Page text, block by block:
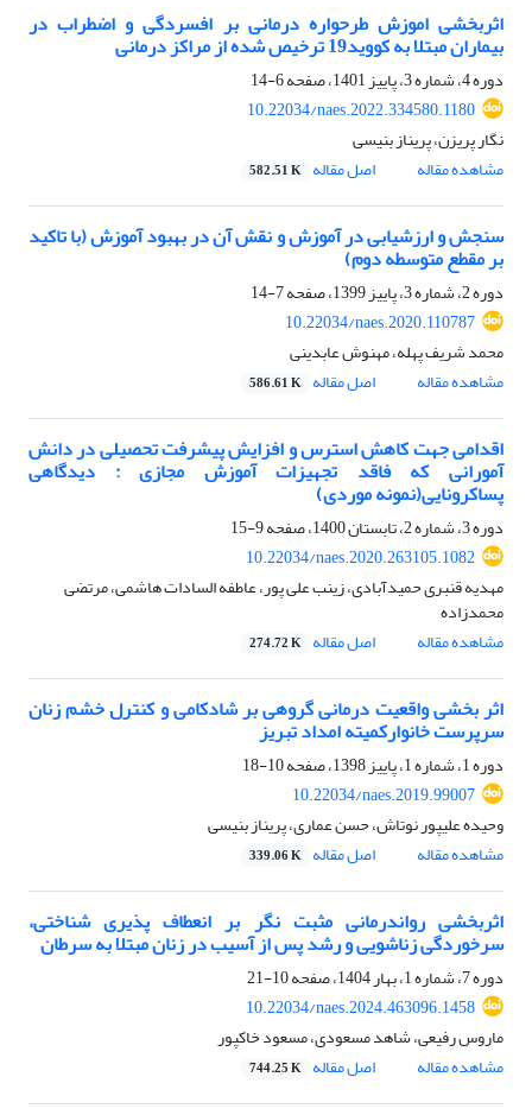
اثربخشی اموزش طرحواره درمانی بر افسردگی و اضطراب در
بیماران مبتلا به کووید19 ترخیص شده از مراکز درمانی
دوره 4، شماره 3، پاییز 1401، صفحه
6-14
10.22034/naes.2022.334580.1180
نگار پریزن، پریناز بنیسی
مشاهده مقاله
اصل مقاله 582.51 K
سنجش و ارزشیابی در آموزش و نقش آن در بهبود آموزش (با تاکید
بر مقطع متوسطه دوم)
دوره 2، شماره 3، پاییز 1399، صفحه
7-14
10.22034/naes.2020.110787
محمد شریف پهله، مهنوش عابدینی
مشاهده مقاله
اصل مقاله 586.61 K
اقدامی جهت کاهش استرس و افزایش پیشرفت تحصیلی در دانش
آمورانی که فاقد تجهیزات آموزش مجازی : دیدگاهی
پساکرونایی(نمونه موردی)
دوره 3، شماره 2، تابستان 1400، صفحه
9-15
10.22034/naes.2020.263105.1082
مهدیه قنبری حمیدآبادی، زینب علی پور، عاطفه السادات هاشمی، مرتضی
محمدزاده
مشاهده مقاله
اصل مقاله 274.72 K
اثر بخشی واقعیت درمانی گروهی بر شادکامی و کنترل خشم زنان
سرپرست خانوارکمیته امداد تبریز
دوره 1، شماره 1، پاییز 1398، صفحه
10-18
10.22034/naes.2019.99007
وحیده علیپور نوتاش، حسن عماری، پریناز بنیسی
مشاهده مقاله
اصل مقاله 339.06 K
اثربخشی رواندرمانی مثبت نگر بر انعطاف پذیری شناختی،
سرخوردگی زناشویی و رشد پس از آسیب در زنان مبتلا به سرطان
دوره 7، شماره 1، بهار 1404، صفحه
10-21
10.22034/naes.2024.463096.1458
ماروس رفیعی، شاهد مسعودی، مسعود خاکپور
مشاهده مقاله
اصل مقاله 744.25 K